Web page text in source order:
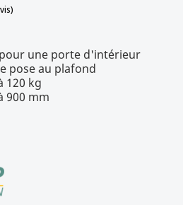
une porte d'intérieur
pose au plafond
120 kg
900 mm